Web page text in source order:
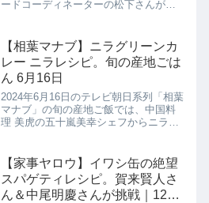
ードコーディネーターの松下さんが３
で詳しく紹介します。>>家事ヤロウ記
事一覧はこちら▼同日に紹介さ...
【相葉マナブ】ニラグリーンカ
レー ニラレシピ。旬の産地ごは
ん 6月16日
2024年6月16日のテレビ朝日系列「相葉
マナブ」の旬の産地ご飯では、中国料
理 美虎の五十嵐美幸シェフからニラレ
レー】の作り方を詳しく紹介します。
>>相葉マナブ記事一覧はこ...
【家事ヤロウ】イワシ缶の絶望
スパゲティレシピ。賀来賢人さ
ん＆中尾明慶さんが挑戦｜12月